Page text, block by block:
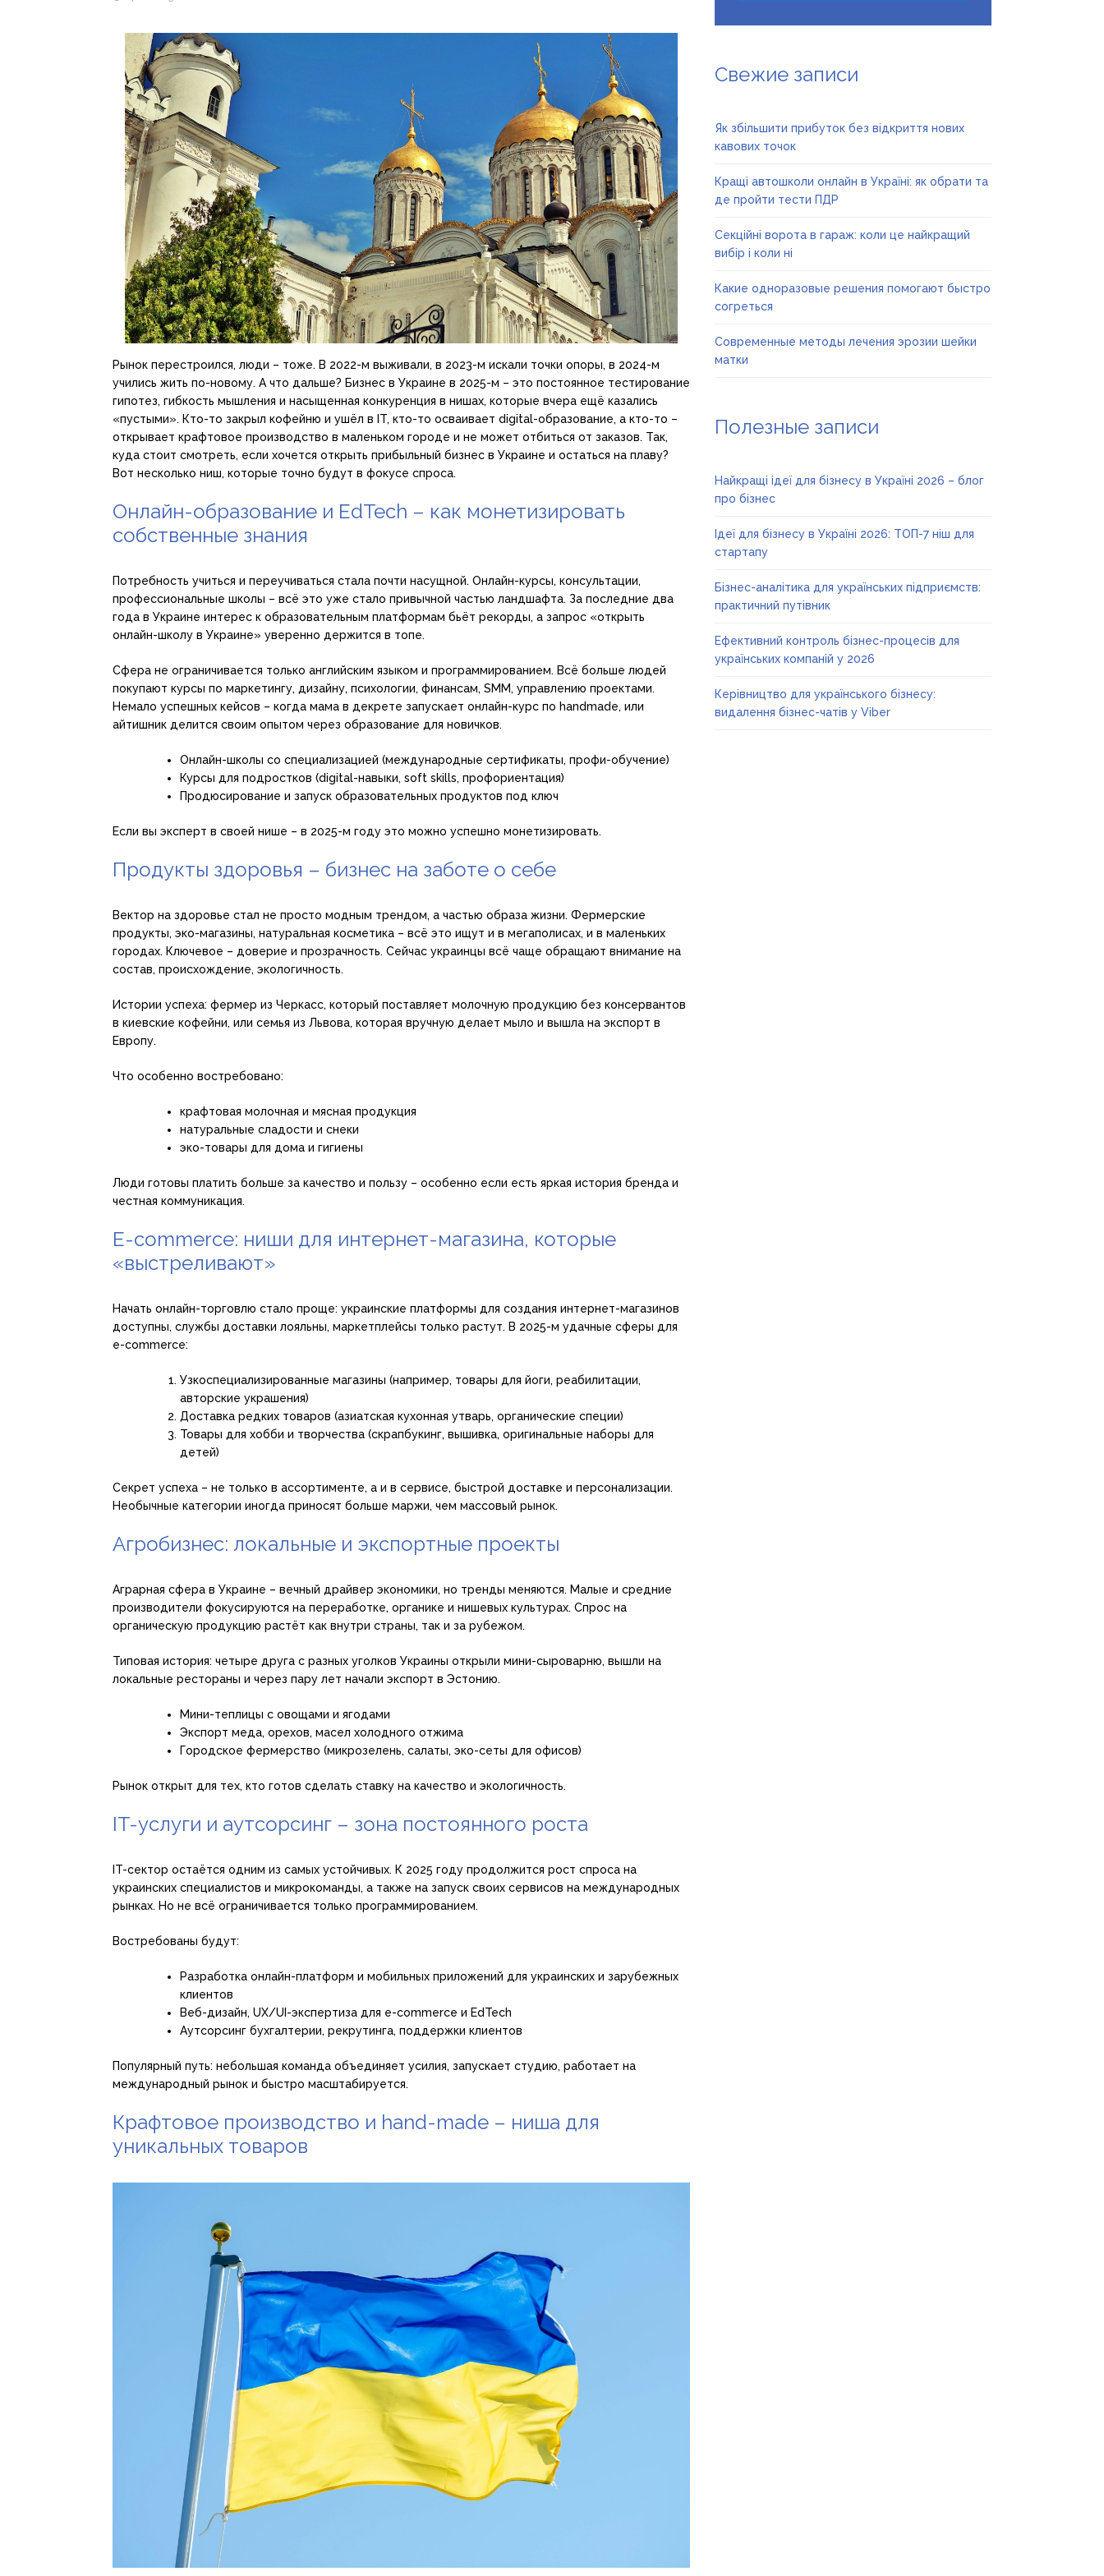
Рынок перестроился, люди – тоже. В 2022-м выживали, в 2023-м искали точки опоры, в 2024-м
учились жить по-новому. А что дальше? Бизнес в Украине в 2025-м – это постоянное тестирование
гипотез, гибкость мышления и насыщенная конкуренция в нишах, которые вчера ещё казались
«пустыми». Кто-то закрыл кофейню и ушёл в IT, кто-то осваивает digital-образование, а кто-то –
открывает крафтовое производство в маленьком городе и не может отбиться от заказов. Так,
куда стоит смотреть, если хочется открыть прибыльный бизнес в Украине и остаться на плаву?
Вот несколько ниш, которые точно будут в фокусе спроса.
Онлайн-образование и EdTech – как монетизировать
собственные знания
Потребность учиться и переучиваться стала почти насущной. Онлайн-курсы, консультации,
профессиональные школы – всё это уже стало привычной частью ландшафта. За последние два
года в Украине интерес к образовательным платформам бьёт рекорды, а запрос «открыть
онлайн-школу в Украине» уверенно держится в топе.
Сфера не ограничивается только английским языком и программированием. Всё больше людей
покупают курсы по маркетингу, дизайну, психологии, финансам, SMM, управлению проектами.
Немало успешных кейсов – когда мама в декрете запускает онлайн-курс по handmade, или
айтишник делится своим опытом через образование для новичков.
Онлайн-школы со специализацией (международные сертификаты, профи-обучение)
Курсы для подростков (digital-навыки, soft skills, профориентация)
Продюсирование и запуск образовательных продуктов под ключ
Если вы эксперт в своей нише – в 2025-м году это можно успешно монетизировать.
Продукты здоровья – бизнес на заботе о себе
Вектор на здоровье стал не просто модным трендом, а частью образа жизни. Фермерские
продукты, эко-магазины, натуральная косметика – всё это ищут и в мегаполисах, и в маленьких
городах. Ключевое – доверие и прозрачность. Сейчас украинцы всё чаще обращают внимание на
состав, происхождение, экологичность.
Истории успеха: фермер из Черкасс, который поставляет молочную продукцию без консервантов
в киевские кофейни, или семья из Львова, которая вручную делает мыло и вышла на экспорт в
Европу.
Что особенно востребовано:
крафтовая молочная и мясная продукция
натуральные сладости и снеки
эко-товары для дома и гигиены
Люди готовы платить больше за качество и пользу – особенно если есть яркая история бренда и
честная коммуникация.
E-commerce: ниши для интернет-магазина, которые
«выстреливают»
Начать онлайн-торговлю стало проще: украинские платформы для создания интернет-магазинов
доступны, службы доставки лояльны, маркетплейсы только растут. В 2025-м удачные сферы для
e-commerce:
Узкоспециализированные магазины (например, товары для йоги, реабилитации,
авторские украшения)
Доставка редких товаров (азиатская кухонная утварь, органические специи)
Товары для хобби и творчества (скрапбукинг, вышивка, оригинальные наборы для
детей)
Секрет успеха – не только в ассортименте, а и в сервисе, быстрой доставке и персонализации.
Необычные категории иногда приносят больше маржи, чем массовый рынок.
Агробизнес: локальные и экспортные проекты
Аграрная сфера в Украине – вечный драйвер экономики, но тренды меняются. Малые и средние
производители фокусируются на переработке, органике и нишевых культурах. Спрос на
органическую продукцию растёт как внутри страны, так и за рубежом.
Типовая история: четыре друга с разных уголков Украины открыли мини-сыроварню, вышли на
локальные рестораны и через пару лет начали экспорт в Эстонию.
Мини-теплицы с овощами и ягодами
Экспорт меда, орехов, масел холодного отжима
Городское фермерство (микрозелень, салаты, эко-сеты для офисов)
Рынок открыт для тех, кто готов сделать ставку на качество и экологичность.
IT-услуги и аутсорсинг – зона постоянного роста
IT-сектор остаётся одним из самых устойчивых. К 2025 году продолжится рост спроса на
украинских специалистов и микрокоманды, а также на запуск своих сервисов на международных
рынках. Но не всё ограничивается только программированием.
Востребованы будут:
Разработка онлайн-платформ и мобильных приложений для украинских и зарубежных
клиентов
Веб-дизайн, UX/UI-экспертиза для e-commerce и EdTech
Аутсорсинг бухгалтерии, рекрутинга, поддержки клиентов
Популярный путь: небольшая команда объединяет усилия, запускает студию, работает на
международный рынок и быстро масштабируется.
Крафтовое производство и hand-made – ниша для
уникальных товаров
Свежие записи
Як збільшити прибуток без відкриття нових
кавових точок
Кращі автошколи онлайн в Україні: як обрати та
де пройти тести ПДР
Секційні ворота в гараж: коли це найкращий
вибір і коли ні
Какие одноразовые решения помогают быстро
согреться
Современные методы лечения эрозии шейки
матки
Полезные записи
Найкращі ідеї для бізнесу в Україні 2026 – блог
про бізнес
Ідеї для бізнесу в Україні 2026: ТОП-7 ніш для
стартапу
Бізнес-аналітика для українських підприємств:
практичний путівник
Ефективний контроль бізнес-процесів для
українських компаній у 2026
Керівництво для українського бізнесу:
видалення бізнес-чатів у Viber